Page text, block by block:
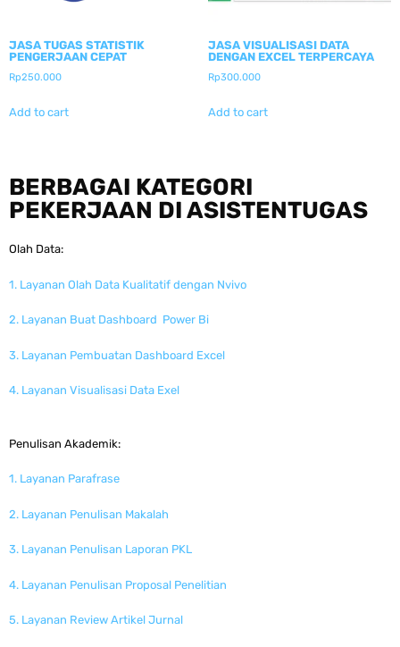
JASA TUGAS STATISTIK
PENGERJAAN CEPAT
Rp250.000
Add to cart
JASA VISUALISASI DATA
DENGAN EXCEL TERPERCAYA
Rp300.000
Add to cart
BERBAGAI KATEGORI
PEKERJAAN DI ASISTENTUGAS
Olah Data:
1. Layanan Olah Data Kualitatif dengan Nvivo
2. Layanan Buat Dashboard Power Bi
3. Layanan Pembuatan Dashboard Excel
4. Layanan Visualisasi Data Exel
Penulisan Akademik:
1. Layanan Parafrase
2. Layanan Penulisan Makalah
3. Layanan Penulisan Laporan PKL
4. Layanan Penulisan Proposal Penelitian
5. Layanan Review Artikel Jurnal